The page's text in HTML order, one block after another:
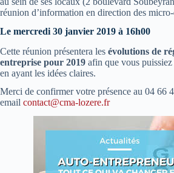
réunion d’information en direction des
Le mercredi 30 janvier 2019 à 16h00
Cette réunion présentera les évolutions de
entreprise pour 2019 afin que vous puissiez
en ayant les idées claires.
Merci de confirmer votre présence au 04 66
email contact@cma-lozere.fr